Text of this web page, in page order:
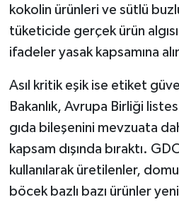
kokolin ürünleri ve sütlü
tüketicide gerçek ürün
ifadeler yasak kapsamına
Asıl kritik eşik ise etiket
Bakanlık, Avrupa Birliği
gıda bileşenini mevzuata
kapsam dışında bıraktı.
kullanılarak üretilenler,
böcek bazlı bazı ürünler